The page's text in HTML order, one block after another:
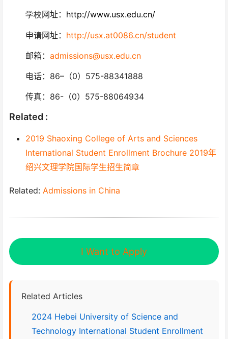
学校网址： http://www.usx.edu.cn/
申请网址： http://usx.at0086.cn/student
邮箱： admissions@usx.edu.cn
电话：86– （0）575-88341888
传真：86-（0）575-88064934
Related :
2019 Shaoxing College of Arts and Sciences
International Student Enrollment Brochure 2019年
绍兴文理学院国际学生招生简章
Related: Admissions in China
I Want to Apply
Related Articles
2024 Hebei University of Science and
Technology International Student Enrollment